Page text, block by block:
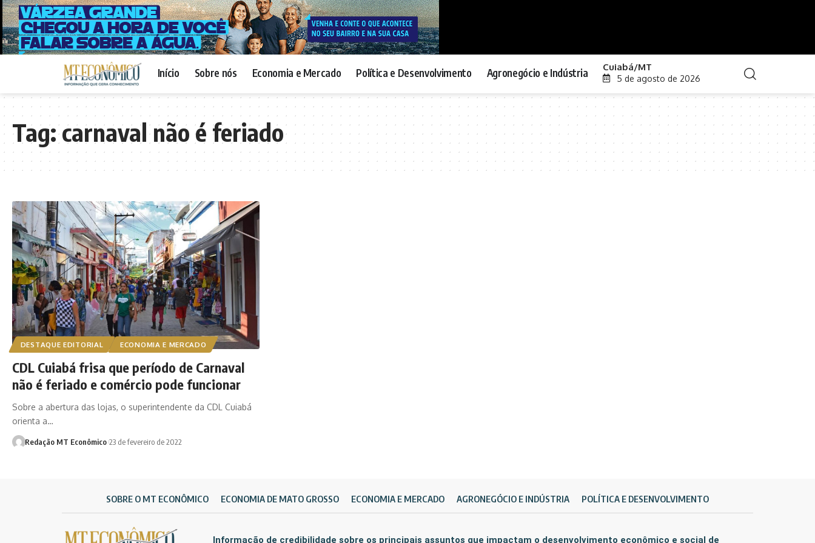
Início Sobre nós Economia e Mercado Política e Desenvolvimento Agronegócio e Indústria Cuiabá/MT
5 de agosto de 2026
Tag:carnaval não é feriado
DESTAQUE EDITORIAL ECONOMIA E MERCADO
CDL Cuiabá frisa que período de Carnaval
não é feriado e comércio pode funcionar
Sobre a abertura das lojas, o superintendente da CDL Cuiabá
orienta a…
Redação MT Econômico 23 de fevereiro de 2022
SOBRE O MT ECONÔMICO ECONOMIA DE MATO GROSSO ECONOMIA E MERCADO AGRONEGÓCIO E INDÚSTRIA POLÍTICA E DESENVOLVIMENTO
Informação de credibilidade sobre os principais assuntos que impactam o desenvolvimento econômico e social de